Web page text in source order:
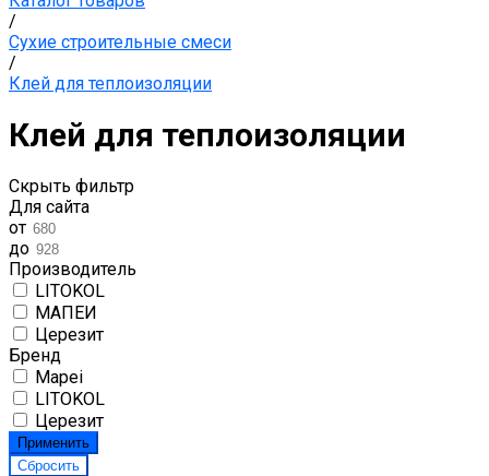
/
Сухие строительные смеси
/
Клей для теплоизоляции
Клей для теплоизоляции
Скрыть фильтр
Для сайта
от
до
Производитель
LITOKOL
МАПЕИ
Церезит
Бренд
Mapei
LITOKOL
Церезит